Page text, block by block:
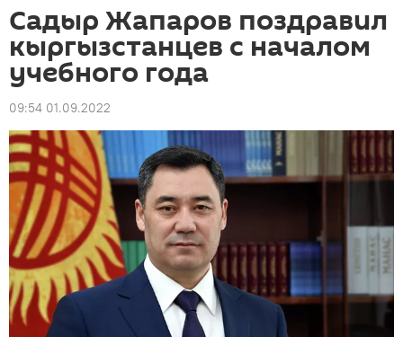
Садыр Жапаров поздравил
кыргызстанцев с началом
учебного года
09:54 01.09.2022